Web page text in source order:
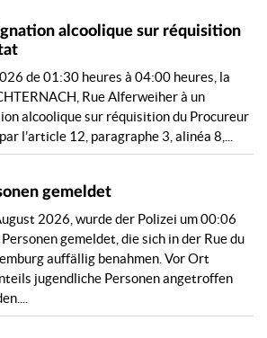
Hesperange, les enfants du précoce
ont pu découvrir entre autres le
du 20 juillet au 31 juillet 2026. 📌
leur ont expliqué les spécificités
au sein de la Police. 👉Dans ce
ont pu observer et aider un chien
à effectuer des exercices, mais aussi
moto de police.
Luxembourg
Wer kann Angaben
machen? Die Polizei sucht nach
Personen, die am
18.15 Uhr und 18.25 Uhr an
alcoolique sur réquisition
de 01:30 heures à 04:00 heures, la
Rue Alferweiher à un
alcoolique sur réquisition du Procureur
l’article 12, paragraphe 3, alinéa 8,...
gemeldet
2026, wurde der Polizei um 00:06
gemeldet, die sich in der Rue du
auffällig benahmen. Vor Ort
jugendliche Personen angetroffen